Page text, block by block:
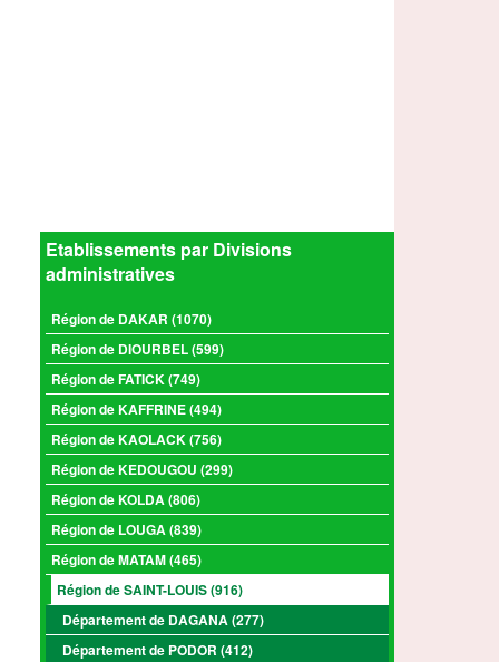
Etablissements par Divisions
administratives
Région de DAKAR (1070)
Région de DIOURBEL (599)
Région de FATICK (749)
Région de KAFFRINE (494)
Région de KAOLACK (756)
Région de KEDOUGOU (299)
Région de KOLDA (806)
Région de LOUGA (839)
Région de MATAM (465)
Région de SAINT-LOUIS (916)
Département de DAGANA (277)
Département de PODOR (412)